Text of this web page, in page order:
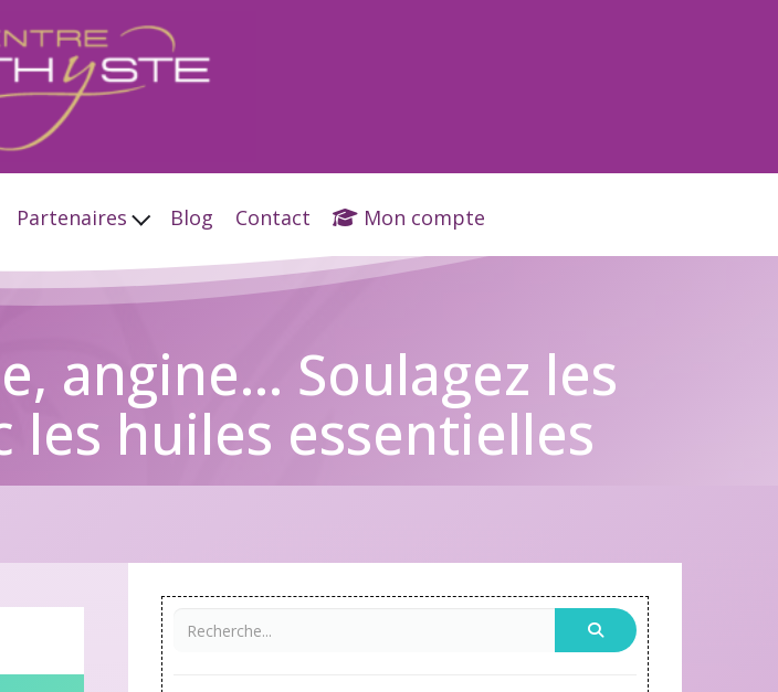
Partenaires Blog Contact Mon compte
angine... Soulagez les
les huiles essentielles